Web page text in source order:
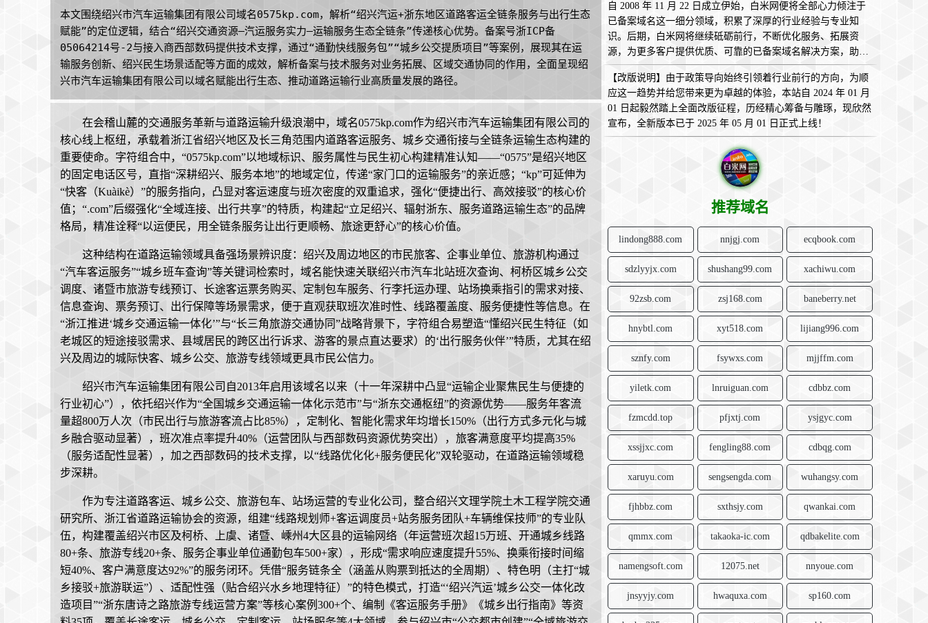
本文围绕绍兴市汽车运输集团有限公司域名0575kp.com，解析“绍兴汽运+浙东地区道路客运全链条服务与出行生态
赋能”的定位逻辑，结合“绍兴交通资源—汽运服务实力—运输服务生态全链条”传递核心优势。备案号浙ICP备
05064214号-2与接入商西部数码提供技术支撑，通过“通勤快线服务包”“城乡公交提质项目”等案例，展现其在运
输服务创新、绍兴民生场景适配等方面的成效，解析备案与技术服务对业务拓展、区域交通协同的作用，全面呈现绍
兴市汽车运输集团有限公司以域名赋能出行生态、推动道路运输行业高质量发展的路径。
在会稽山麓的交通服务革新与道路运输升级浪潮中，域名0575kp.com作为绍兴市汽车运输集团有限公司的
核心线上枢纽，承载着浙江省绍兴地区及长三角范围内道路客运服务、城乡交通衔接与全链条运输生态构建的
重要使命。字符组合中，“0575kp.com”以地域标识、服务属性与民生初心构建精准认知——“0575”是绍兴地区
的固定电话区号，直指“深耕绍兴、服务本地”的地域定位，传递“家门口的运输服务”的亲近感；“kp”可延伸为
“快客（Kuàikè）”的服务指向，凸显对客运速度与班次密度的双重追求，强化“便捷出行、高效接驳”的核心价
值；“.com”后缀强化“全域连接、出行共享”的特质，构建起“立足绍兴、辐射浙东、服务道路运输生态”的品牌
格局，精准诠释“以运便民，用全链条服务让出行更顺畅、旅途更舒心”的核心价值。
这种结构在道路运输领域具备强场景辨识度：绍兴及周边地区的市民旅客、企事业单位、旅游机构通过
“汽车客运服务”“城乡班车查询”等关键词检索时，域名能快速关联绍兴市汽车北站班次查询、柯桥区城乡公交
调度、诸暨市旅游专线预订、长途客运票务购买、定制包车服务、行李托运办理、站场换乘指引的需求对接、
信息查询、票务预订、出行保障等场景需求，便于直观获取班次准时性、线路覆盖度、服务便捷性等信息。在
“浙江推进‘城乡交通运输一体化’”与“长三角旅游交通协同”战略背景下，字符组合易塑造“懂绍兴民生特征（如
老城区的短途接驳需求、县域居民的跨区出行诉求、游客的景点直达要求）的‘出行服务伙伴’”特质，尤其在绍
兴及周边的城际快客、城乡公交、旅游专线领域更具市民公信力。
绍兴市汽车运输集团有限公司自2013年启用该域名以来（十一年深耕中凸显“运输企业聚焦民生与便捷的
行业初心”），依托绍兴作为“全国城乡交通运输一体化示范市”与“浙东交通枢纽”的资源优势——服务年客流
量超800万人次（市民出行与旅游客流占比85%），定制化、智能化需求年均增长150%（出行方式多元化与城
乡融合驱动显著），班次准点率提升40%（运营团队与西部数码资源优势突出），旅客满意度平均提高35%
（服务适配性显著），加之西部数码的技术支撑，以“线路优化化+服务便民化”双轮驱动，在道路运输领域稳
步深耕。
作为专注道路客运、城乡公交、旅游包车、站场运营的专业化公司，整合绍兴文理学院土木工程学院交通
研究所、浙江省道路运输协会的资源，组建“线路规划师+客运调度员+站务服务团队+车辆维保技师”的专业队
伍，构建覆盖绍兴市区及柯桥、上虞、诸暨、嵊州4大区县的运输网络（年运营班次超15万班、开通城乡线路
80+条、旅游专线20+条、服务企事业单位通勤包车500+家），形成“需求响应速度提升55%、换乘衔接时间缩
短40%、客户满意度达92%”的服务闭环。凭借“服务链条全（涵盖从购票到抵达的全周期）、特色明（主打“城
乡接驳+旅游联运”）、适配性强（贴合绍兴水乡地理特征）”的特色模式，打造“‘绍兴汽运’城乡公交一体化改
造项目”“浙东唐诗之路旅游专线运营方案”等核心案例300+个、编制《客运服务手册》《城乡出行指南》等资
自 2008 年 11 月 22 日成立伊始，白米网便将全部心力倾注于
已备案域名这一细分领域，积累了深厚的行业经验与专业知
识。后期，白米网将继续砥砺前行，不断优化服务、拓展资
源，为更多客户提供优质、可靠的已备案域名解决方案，助您
在互联网的广袤天地中畅意翱翔，实现无限可能！
【改版说明】由于政策导向始终引领着行业前行的方向，为顺
应这一趋势并给您带来更为卓越的体验，本站自 2024 年 01 月
01 日起毅然踏上全面改版征程，历经精心筹备与雕琢，现欣然
宣布，全新版本已于 2025 年 05 月 01 日正式上线！
推荐域名
lindong888.com nnjgj.com ecqbook.com
sdzlyyjx.com shushang99.com xachiwu.com
92zsb.com zsj168.com baneberry.net
hnybtl.com xyt518.com lijiang996.com
sznfy.com fsywxs.com mjjffm.com
yiletk.com lnruiguan.com cdbbz.com
fzmcdd.top pfjxtj.com ysjgyc.com
xssjjxc.com fengling88.com cdbqg.com
xaruyu.com sengsengda.com wuhangsy.com
fjhbbz.com sxthsjy.com qwankai.com
qmmx.com takaoka-ic.com qdbakelite.com
namengsoft.com 12075.net nnyoue.com
jnsyyjy.com hwaquxa.com sp160.com